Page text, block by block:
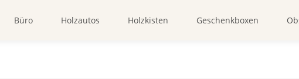
Büro Holzautos Holzkisten Geschenkboxen